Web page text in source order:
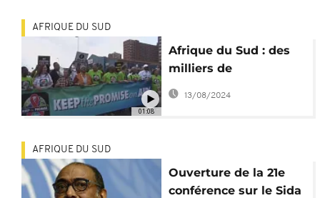
01:08
AFRIQUE DU SUD
Afrique du Sud : des
milliers de
manifestants contre le
13/08/2024
AFRIQUE DU SUD
Ouverture de la 21e
conférence sur le Sida